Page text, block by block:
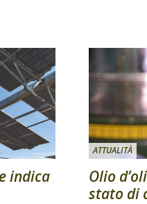
indica
ATTUALITÀ
Olio
stato di